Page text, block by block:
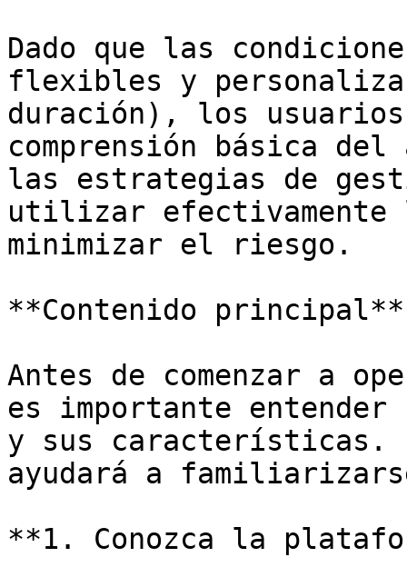
Dado que las
flexibles y
duración), los usuarios
comprensión básica
las estrategias de
utilizar efectivamente
minimizar el riesgo.
**Contenido principal**
Antes de comenzar a
es importante
y sus características.
ayudará a
**1. Conozca la